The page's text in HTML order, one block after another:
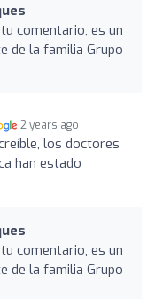
comentario, es un
de la familia Grupo
2 years ago
los doctores
han estado
comentario, es un
de la familia Grupo